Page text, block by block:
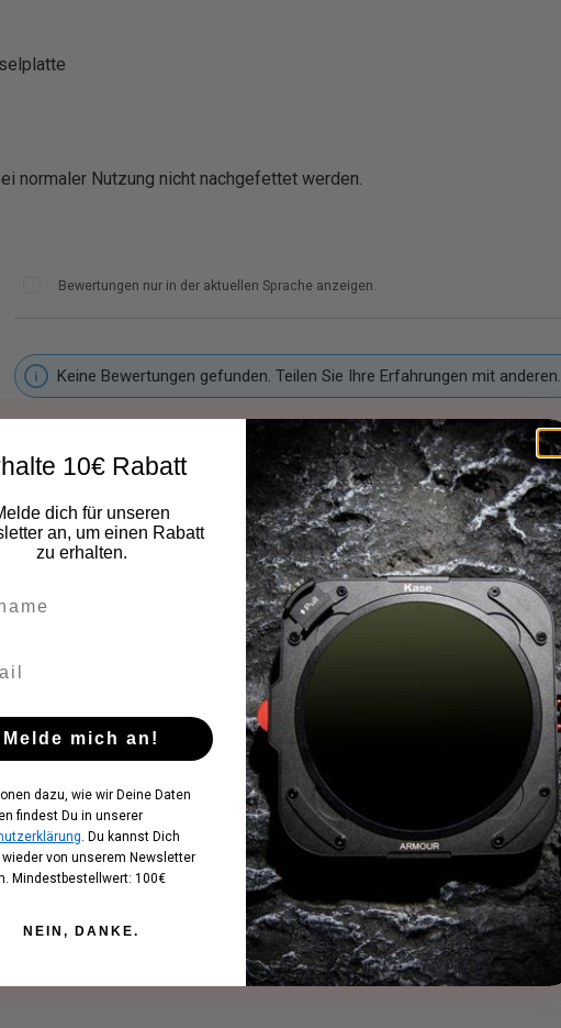
normaler Nutzung nicht nachgefettet werden.
Bewertungen nur in der aktuellen Sprache anzeigen.
Keine Bewertungen gefunden. Teilen Sie Ihre Erfahrungen mit anderen.
10€ Rabatt
dich für unseren
an, um einen Rabatt
zu erhalten.
Melde mich an!
dazu, wie wir Deine Daten
findest Du in unserer
. Du kannst Dich
von unserem Newsletter
Mindestbestellwert: 100€
NEIN, DANKE.